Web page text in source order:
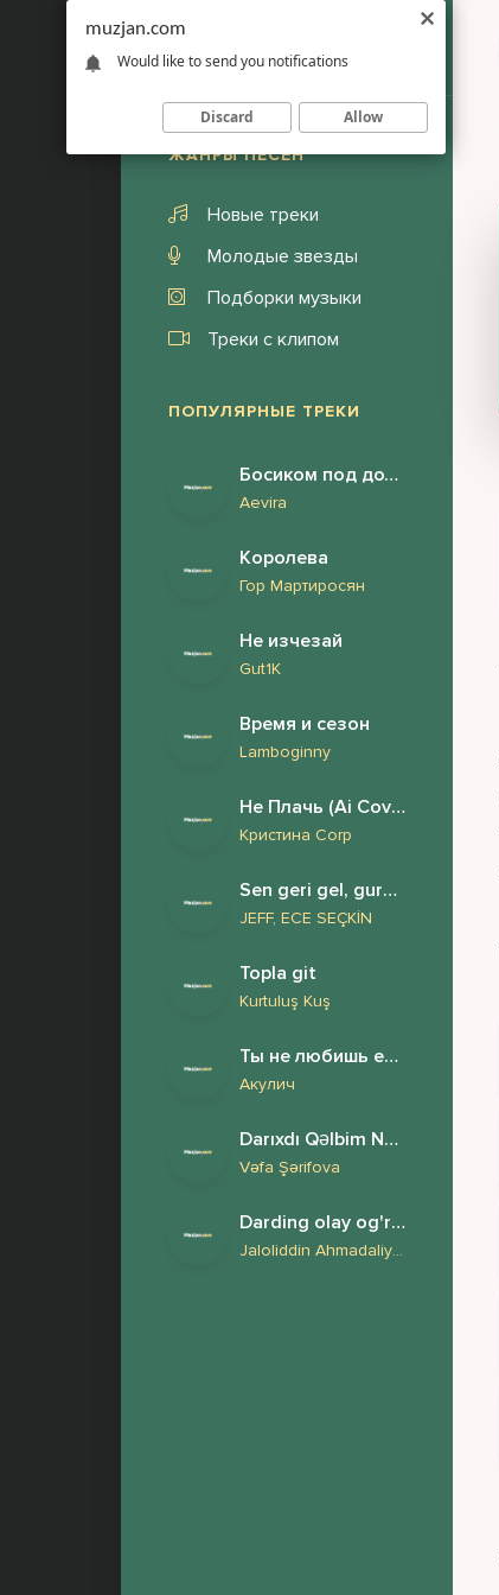
ЖАНРЫ ПЕСЕН
Новые треки
Молодые звезды
Подборки музыки
Треки с клипом
ПОПУЛЯРНЫЕ ТРЕКИ
Босиком под дождём я бегу за тобой
Aevira
Королева
Гор Мартиросян
Не изчезай
Gut1K
Время и сезон
Lamboginny
Не Плачь (Ai Cover)
Кристина Corp
Sen geri gel, gururum beni yeksan eder (Beni kandırmışsın)
JEFF, ECE SEÇKİN
Topla git
Kurtuluş Kuş
Ты не любишь его ты всего лишь с ним спишь
Акулич
Darıxdı Qəlbim Nə Olar Yaz Mənə
Vəfa Şərifova
Darding olay og'rima erkam
Jaloliddin Ahmadaliyev
muzjan.com
Would like to send you notifications
Discard Allow